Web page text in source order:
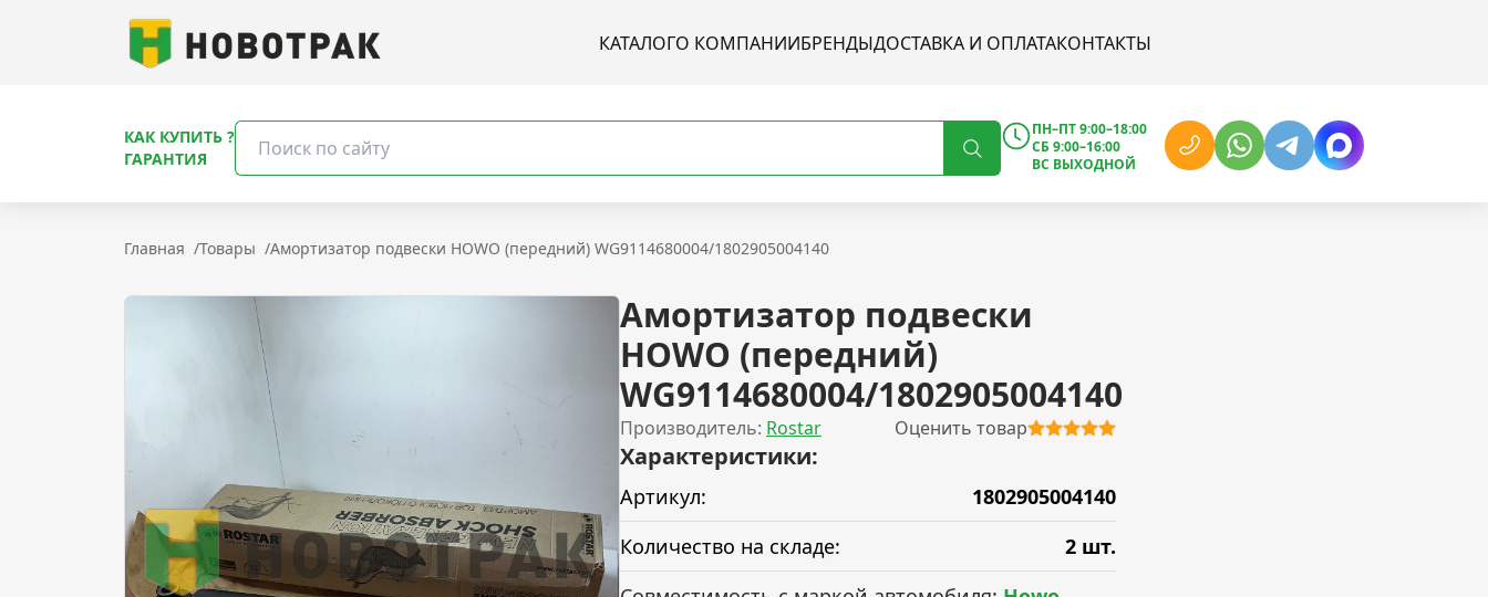
КАТАЛОГО КОМПАНИИБРЕНДЫДОСТАВКА И ОПЛАТАКОНТАКТЫ
КАК КУПИТЬ ?
ГАРАНТИЯ
ПН–ПТ 9:00–18:00
СБ 9:00–16:00
ВС ВЫХОДНОЙ
Главная /Товары /Амортизатор подвески HOWO (передний) WG9114680004/1802905004140
Амортизатор подвески
HOWO (передний)
WG9114680004/1802905004140
Производитель: Rostar Оценить товар
Характеристики:
Артикул:
1802905004140
Количество на складе:
2 шт.